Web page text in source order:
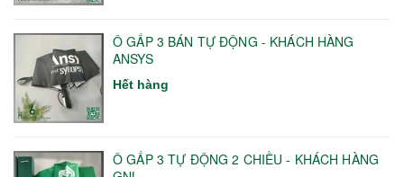
Ô GẤP 3 BÁN TỰ ĐỘNG - KHÁCH HÀNG
ANSYS
Hết hàng
Ô GẤP 3 TỰ ĐỘNG 2 CHIỀU - KHÁCH HÀNG